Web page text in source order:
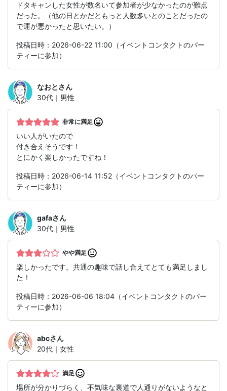
ドタキャンした女性が数名いて参加者が少なかったのが難点
だった。（他の日とかだともっと人数多いとのことだったの
で運が悪かったと思いたい。）
投稿日時：2026-06-22 11:00（イベントコンタクトのパー
ティーに参加）
なおとさん
30代｜男性
非常に満足
いい人がいたので
付き合えそうです！
とにかく楽しかったですね！
投稿日時：2026-06-14 11:52（イベントコンタクトのパー
ティーに参加）
gafaさん
30代｜男性
やや満足
楽しかったです。共通の趣味で話し合えてとても満足しまし
た！
投稿日時：2026-06-06 18:04（イベントコンタクトのパー
ティーに参加）
abcさん
20代｜女性
満足
場所が分かりづらく、不気味な裏道で人通りがないようなと